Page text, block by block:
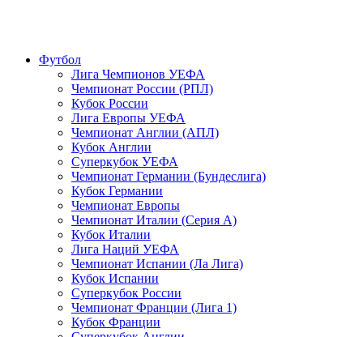
Футбол
Лига Чемпионов УЕФА
Чемпионат России (РПЛ)
Кубок России
Лига Европы УЕФА
Чемпионат Англии (АПЛ)
Кубок Англии
Суперкубок УЕФА
Чемпионат Германии (Бундеслига)
Кубок Германии
Чемпионат Европы
Чемпионат Италии (Серия А)
Кубок Италии
Лига Наций УЕФА
Чемпионат Испании (Ла Лига)
Кубок Испании
Суперкубок России
Чемпионат Франции (Лига 1)
Кубок Франции